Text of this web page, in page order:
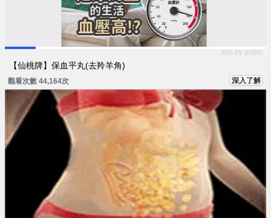
ads by popIn
【仙桃牌】保血平丸(去羚羊角)
觀看次數 44,164次 深入了解